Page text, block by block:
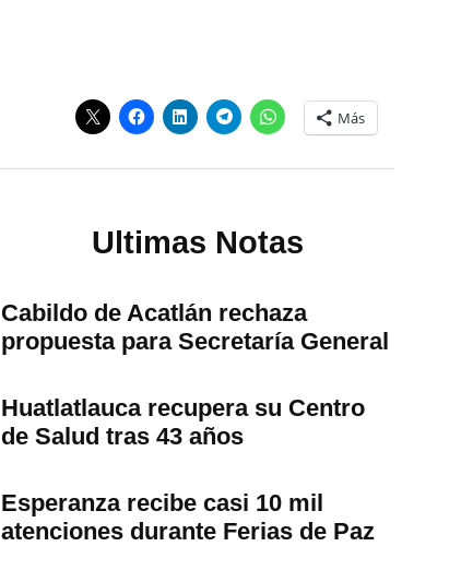
Más
Ultimas Notas
Cabildo de Acatlán rechaza
propuesta para Secretaría General
Huatlatlauca recupera su Centro
de Salud tras 43 años
Esperanza recibe casi 10 mil
atenciones durante Ferias de Paz